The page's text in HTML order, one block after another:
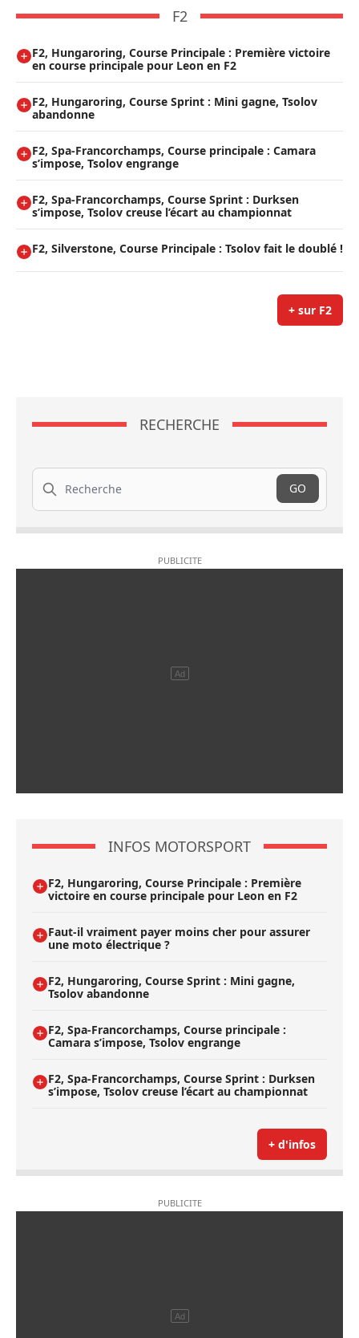
F2
F2, Hungaroring, Course Principale : Première victoire
en course principale pour Leon en F2
F2, Hungaroring, Course Sprint : Mini gagne, Tsolov
abandonne
F2, Spa-Francorchamps, Course principale : Camara
s’impose, Tsolov engrange
F2, Spa-Francorchamps, Course Sprint : Durksen
s’impose, Tsolov creuse l’écart au championnat
F2, Silverstone, Course Principale : Tsolov fait le doublé !
+ sur F2
RECHERCHE
Recherche
GO
INFOS MOTORSPORT
F2, Hungaroring, Course Principale : Première
victoire en course principale pour Leon en F2
Faut-il vraiment payer moins cher pour assurer
une moto électrique ?
F2, Hungaroring, Course Sprint : Mini gagne,
Tsolov abandonne
F2, Spa-Francorchamps, Course principale :
Camara s’impose, Tsolov engrange
F2, Spa-Francorchamps, Course Sprint : Durksen
s’impose, Tsolov creuse l’écart au championnat
+ d'infos